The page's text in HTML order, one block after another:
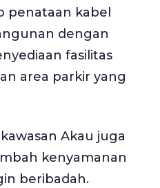
penataan kabel
dengan
fasilitas
area parkir yang
Akau juga
kenyamanan
beribadah.